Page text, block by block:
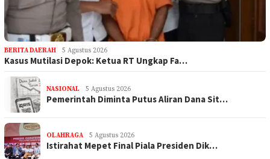
BERITA DAERAH 5 Agustus 2026
Kasus Mutilasi Depok: Ketua RT Ungkap Fa…
NASIONAL 5 Agustus 2026
Pemerintah Diminta Putus Aliran Dana Sit…
OLAHRAGA 5 Agustus 2026
Istirahat Mepet Final Piala Presiden Dik…